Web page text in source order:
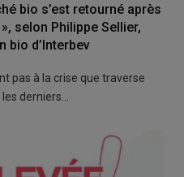
bio s’est retourné après
selon Philippe Sellier,
bio d’Interbev
pas à la crise que traverse
derniers…